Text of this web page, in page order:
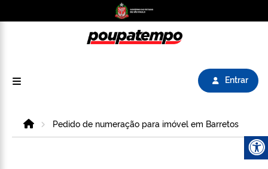
Entrar
HomePedido de numeração para imóvel em Barretos